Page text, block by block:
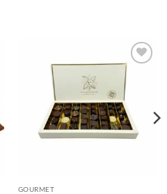
Ajouter
à votre
GOURMET